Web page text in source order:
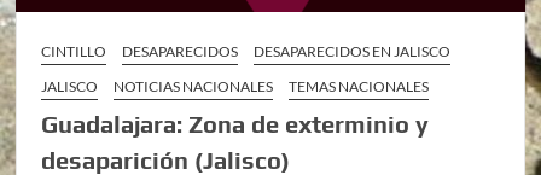
CINTILLO DESAPARECIDOS
DESAPARECIDOS EN JALISCO
JALISCO
NOTICIAS NACIONALES TEMAS NACIONALES
Guadalajara: Zona de exterminio y
desaparición (Jalisco)